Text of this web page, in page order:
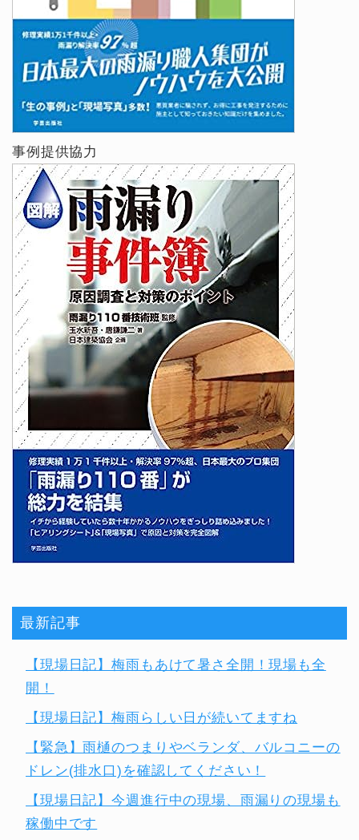
事例提供協力
最新記事
【現場日記】梅雨もあけて暑さ全開！現場も全
開！
【現場日記】梅雨らしい日が続いてますね
【緊急】雨樋のつまりやベランダ、バルコニーの
ドレン(排水口)を確認してください！
【現場日記】今週進行中の現場、雨漏りの現場も
稼働中です